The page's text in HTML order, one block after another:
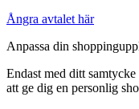
Ångra avtalet här
Anpassa din
Endast med ditt
att ge dig en personlig